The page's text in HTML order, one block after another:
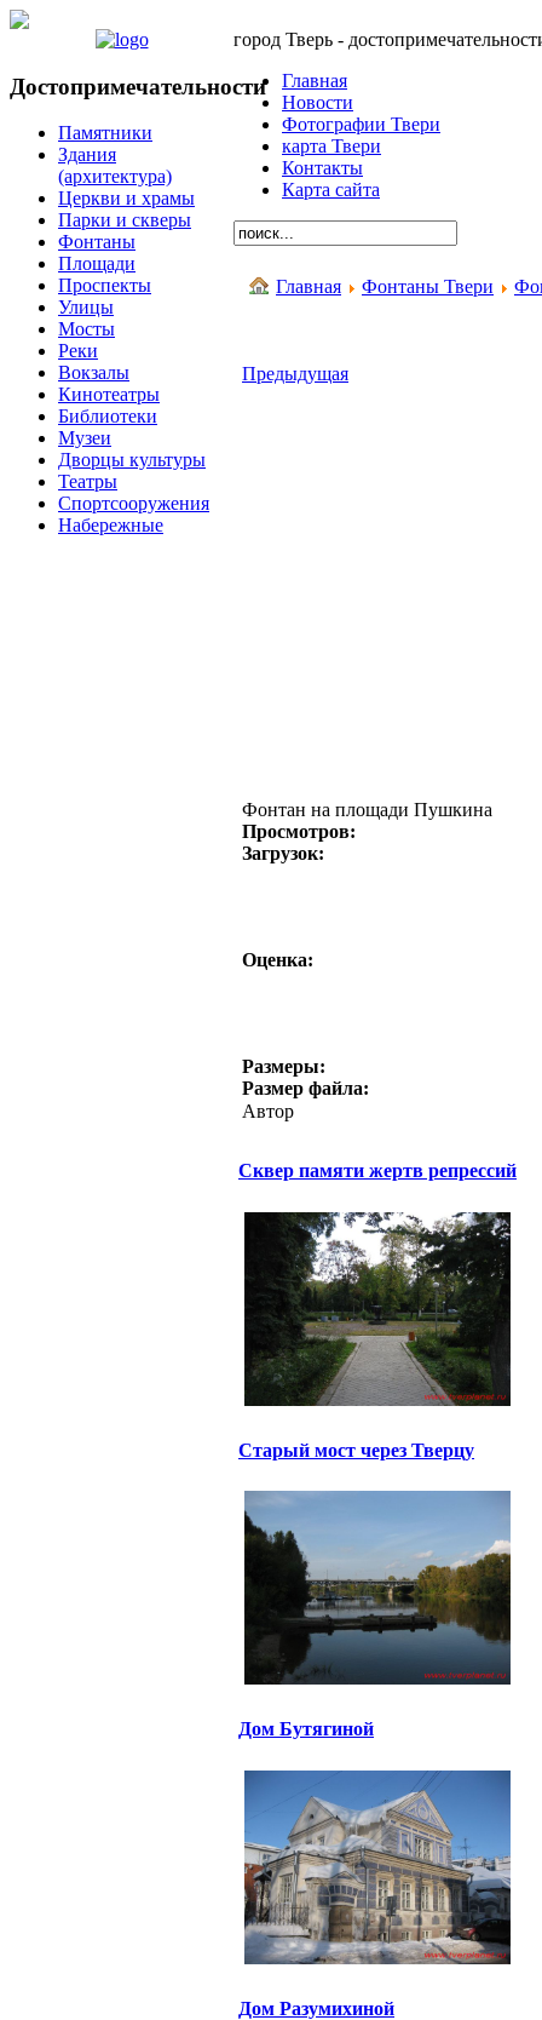
Достопримечательности
Памятники
Здания
(архитектура)
Церкви и храмы
Парки и скверы
Фонтаны
Площади
Проспекты
Улицы
Мосты
Реки
Вокзалы
Кинотеатры
Библиотеки
Музеи
Дворцы культуры
Театры
Спортсооружения
Набережные
город Тверь -
Главная
Новости
Фотографии Твери
карта Твери
Контакты
Карта сайта
Главная Фонтаны Твери
Предыдущая
Фонтан на площади Пушкина
Просмотров:
Загрузок:
Оценка:
Размеры:
Размер файла:
Автор
Сквер памяти жертв репрессий
Старый мост через Тверцу
Дом Бутягиной
Дом Разумихиной